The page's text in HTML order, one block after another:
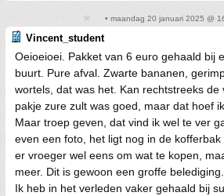
• maandag 20 januari 2025 @
Vincent_student
Oeioeioei. Pakket van 6 euro gehaald bij
buurt. Pure afval. Zwarte bananen,
wortels, dat was het. Kan rechtstreeks de
pakje zure zult was goed, maar dat hoef
Maar troep geven, dat vind ik wel te ver
even een foto, het ligt nog in de
er vroeger wel eens om wat te kopen,
meer. Dit is gewoon een groffe belediging.
Ik heb in het verleden vaker gehaald bij